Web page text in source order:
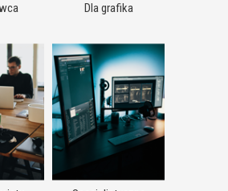
Dla grafika